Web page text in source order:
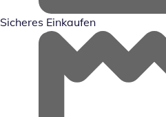
Sicheres Einkaufen